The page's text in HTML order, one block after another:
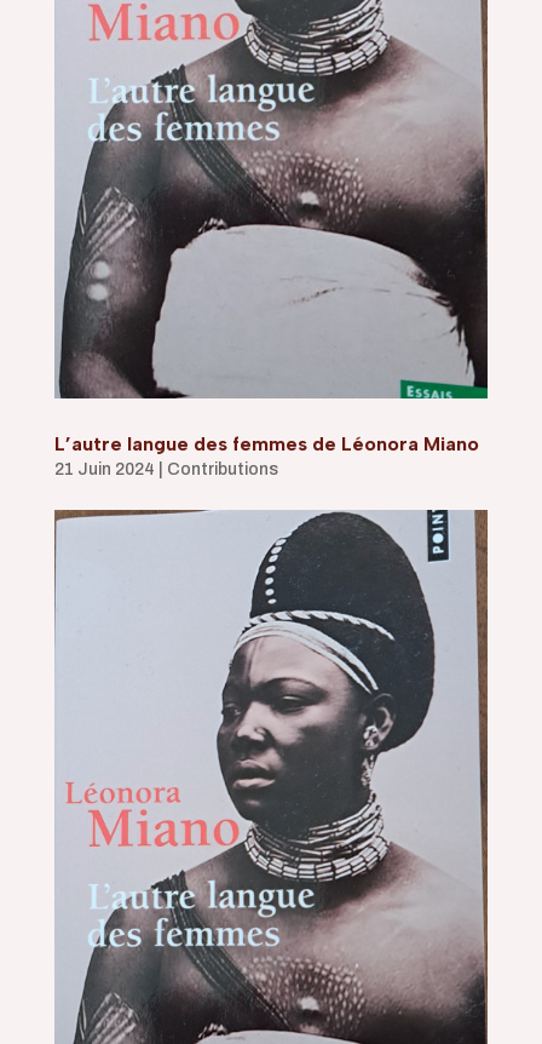
L’autre langue des femmes de Léonora Miano
21 Juin 2024 Contributions